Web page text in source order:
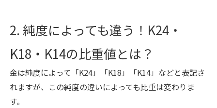
2. 純度によっても違う！K24・
K18・K14の比重値とは？
金は純度によって「K24」「K18」「K14」などと表記さ
れますが、この純度の違いによっても比重は変わりま
す。